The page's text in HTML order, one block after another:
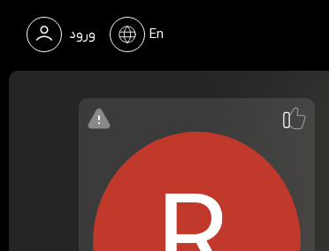
ورود En